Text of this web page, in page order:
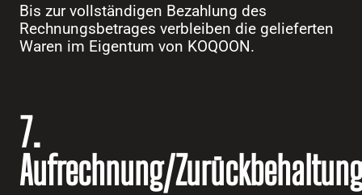
Bis zur vollständigen Bezahlung des
Rechnungsbetrages verbleiben die gelieferten
Waren im Eigentum von KOQOON.
7.
Aufrechnung/